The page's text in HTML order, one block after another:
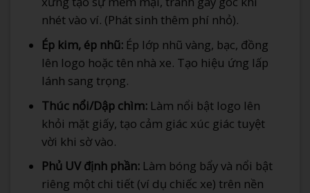
nhét vào ví. (Phát sinh thêm phí nhỏ).
Ép kim, ép nhũ:Ép lớp nhũ vàng, bạc, đồng
lên logo hoặc tên nhà xe. Tạo hiệu ứng lấp
lánh sang trọng.
Thúc nổi/Dập chìm:Làm nổi bật logo lên
khỏi mặt giấy, tạo cảm giác xúc giác tuyệt
vời khi sờ vào.
Phủ UV định phần:Làm bóng bẩy và nổi bật
riêng một chi tiết (ví dụ chiếc xe) trên nền